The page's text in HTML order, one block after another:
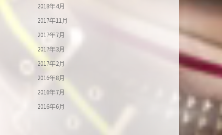
2018年4月
2017年11月
2017年7月
2017年3月
2017年2月
2016年8月
2016年7月
2016年6月